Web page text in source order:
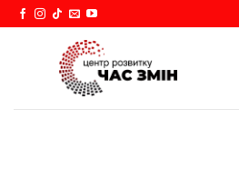
Skip